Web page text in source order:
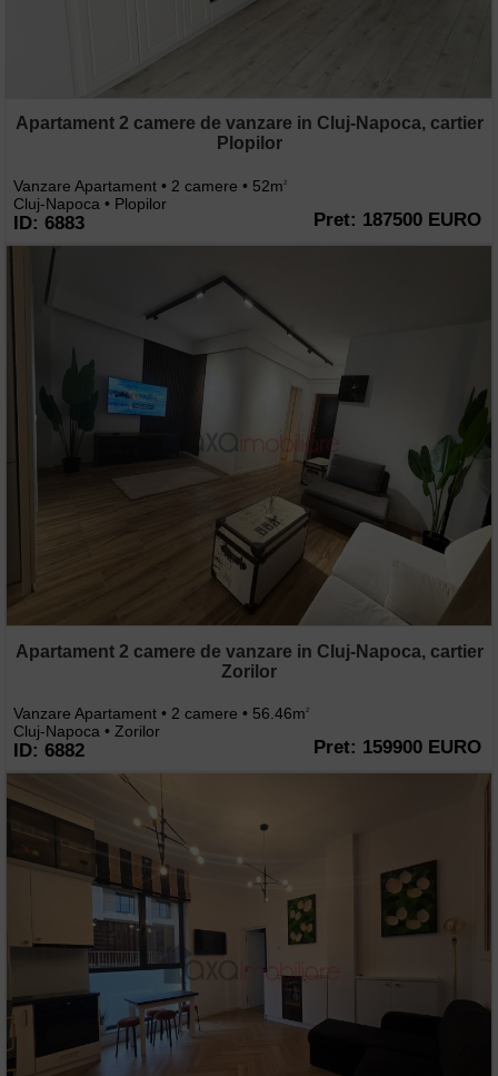
Apartament 2 camere de vanzare in Cluj-Napoca, cartier
Plopilor
Vanzare Apartament • 2 camere • 52m2
Cluj-Napoca • Plopilor
ID: 6883 Pret: 187500 EURO
Apartament 2 camere de vanzare in Cluj-Napoca, cartier
Zorilor
Vanzare Apartament • 2 camere • 56.46m2
Cluj-Napoca • Zorilor
ID: 6882 Pret: 159900 EURO